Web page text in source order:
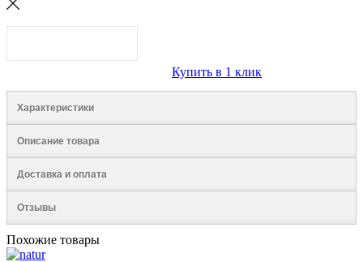
Купить в 1 клик
Характеристики
Описание товара
Доставка и оплата
Отзывы
Похожие товары